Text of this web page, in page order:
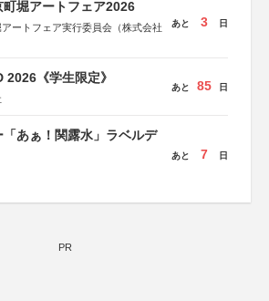
堀アートフェア2026
ートフェア実行委員会（株式会社
あと 3 日
2026《学生限定》
あと 85 日
あぁ！関露水」ラベルデ
あと 7 日
PR